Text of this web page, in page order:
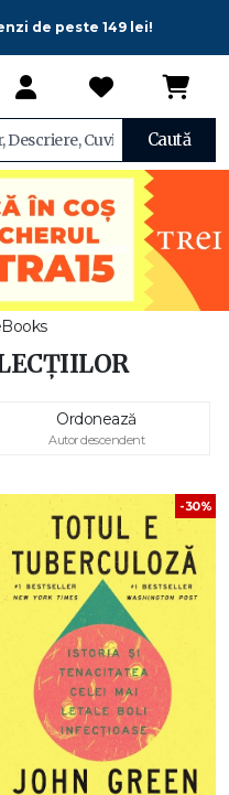
de peste 149 lei!
Caută
Ordonează
Autor descendent
-30%